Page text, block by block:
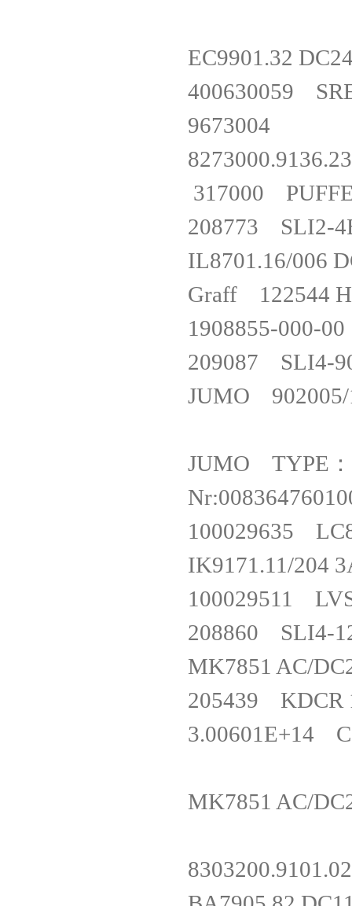
EC9901.32
400630059
317000
208773
IL8701.16/
Graff 122544
1908855-
209087
JUMO 902005/
JUMO TYPE：
100029635
IK9171.11/
100029511
208860
MK7851 AC/
205439
3.00601E+14
MK7851 AC/